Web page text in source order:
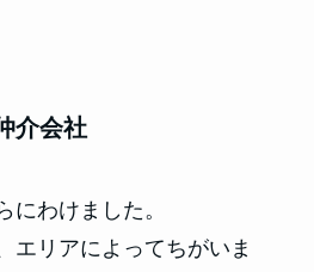
介会社
にわけました。
エリアによってちがいま